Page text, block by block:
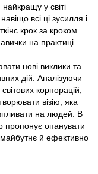
у світі
всі ці зусилля і
крок за кроком
на практиці.
нові виклики та
дій. Аналізуючи
корпорацій,
візію, яка
на людей. В
пропонує опанувати
майбутнє й ефективно